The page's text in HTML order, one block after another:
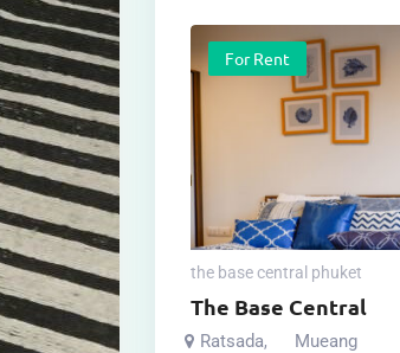
For Rent
the base central phuket
The Base Central
Ratsada, Mueang